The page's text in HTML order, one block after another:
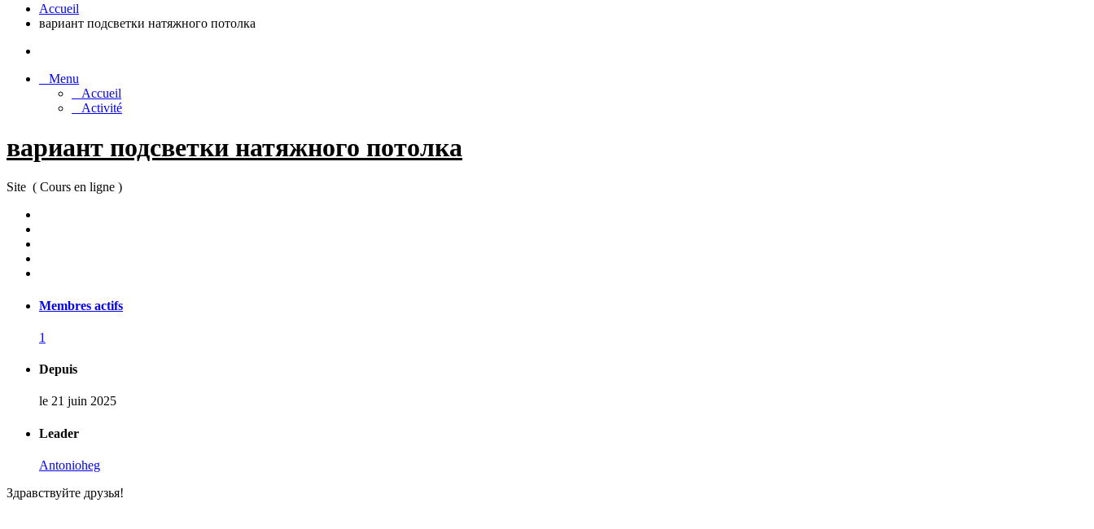
Accueil
вариант подсветки натяжного потолка
Menu
Accueil
Activité
вариант подсветки натяжного потолка
Site ( Cours en ligne )
Membres actifs
1
Depuis
le 21 juin 2025
Leader
Antonioheg
Здравствуйте друзья!